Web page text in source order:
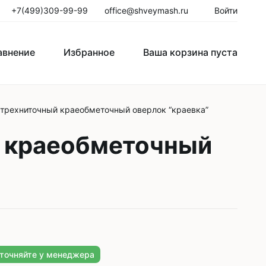
+7(499)309-99-99 office@shveymash.ru Войти
Избранное Ваша корзина пуста
стежка Колонковые швейные машины
Рукавные швейные машины
Двигатели для промышленных
краеобметочный оверлок “краевка”
у менеджера